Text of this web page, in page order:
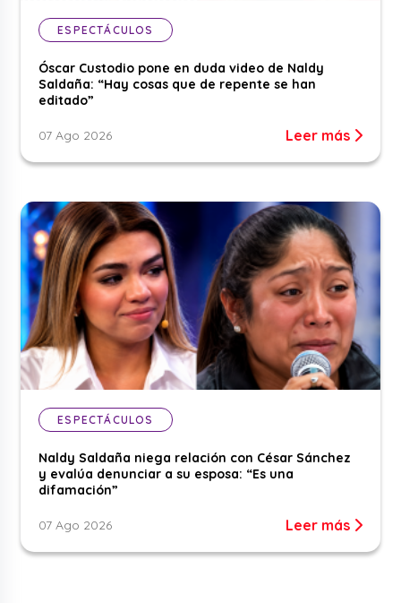
ESPECTÁCULOS
Óscar Custodio pone en duda video de Naldy
Saldaña: “Hay cosas que de repente se han
editado”
07 Ago 2026 Leer más
ESPECTÁCULOS
Naldy Saldaña niega relación con César Sánchez
y evalúa denunciar a su esposa: “Es una
difamación”
07 Ago 2026 Leer más